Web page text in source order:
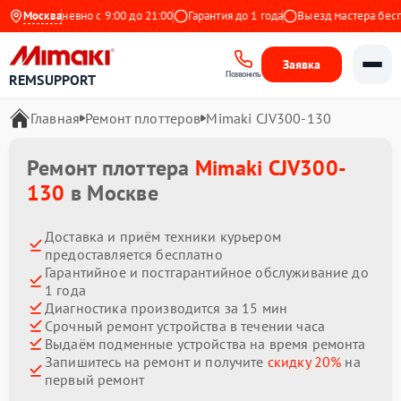
Москва
Ежедневно с 9:00 до 21:00 Гарантия до 1 года Выезд мастера
REMSUPPORT Позвонить
Заявка
Главная Ремонт плоттеров Mimaki CJV300-130
Ремонт плоттера Mimaki CJV300-
130 в Москве
Доставка и приём техники курьером
предоставляется бесплатно
Гарантийное и постгарантийное обслуживание до
1 года
Диагностика производится за 15 мин
Срочный ремонт устройства в течении часа
Выдаём подменные устройства на время ремонта
Запишитесь на ремонт и получите скидку 20% на
первый ремонт